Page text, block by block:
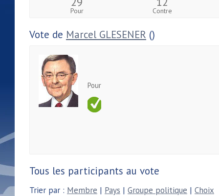
Pour Contre
Vote de Marcel GLESENER ()
Pour
Tous les participants au vote
Trier par : Membre | Pays | Groupe politique | Choix